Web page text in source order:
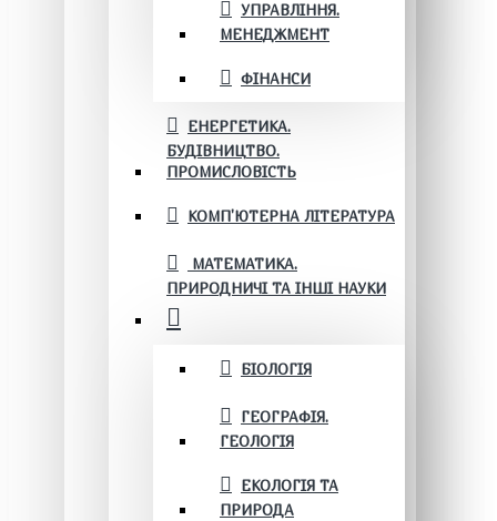
УПРАВЛІННЯ.
МЕНЕДЖМЕНТ
ФІНАНСИ
ЕНЕРГЕТИКА.
БУДІВНИЦТВО.
ПРОМИСЛОВІСТЬ
КОМП'ЮТЕРНА ЛІТЕРАТУРА
МАТЕМАТИКА.
ПРИРОДНИЧІ ТА ІНШІ НАУКИ
БІОЛОГІЯ
ГЕОГРАФІЯ.
ГЕОЛОГІЯ
ЕКОЛОГІЯ ТА
ПРИРОДА